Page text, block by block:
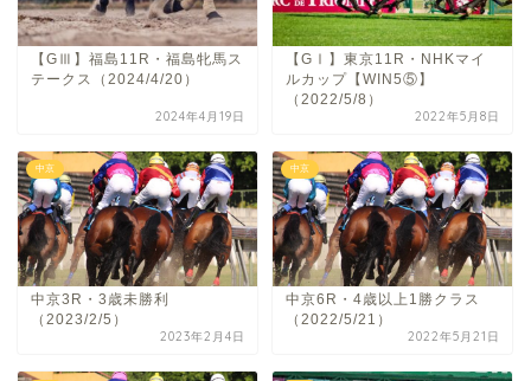
【GⅢ】福島11R・福島牝馬ス
テークス（2024/4/20）
2024年4月19日
【GⅠ】東京11R・NHKマイ
ルカップ【WIN5⑤】
（2022/5/8）
2022年5月8日
中京
中京3R・3歳未勝利
（2023/2/5）
2023年2月4日
中京
中京6R・4歳以上1勝クラス
（2022/5/21）
2022年5月21日